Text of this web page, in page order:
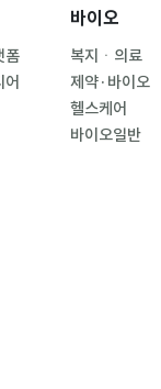
폼
바이오
복지ㆍ의료
제약·바이오
헬스케어
바이오일반